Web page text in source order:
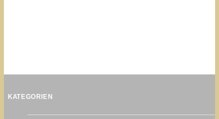
KATEGORIEN